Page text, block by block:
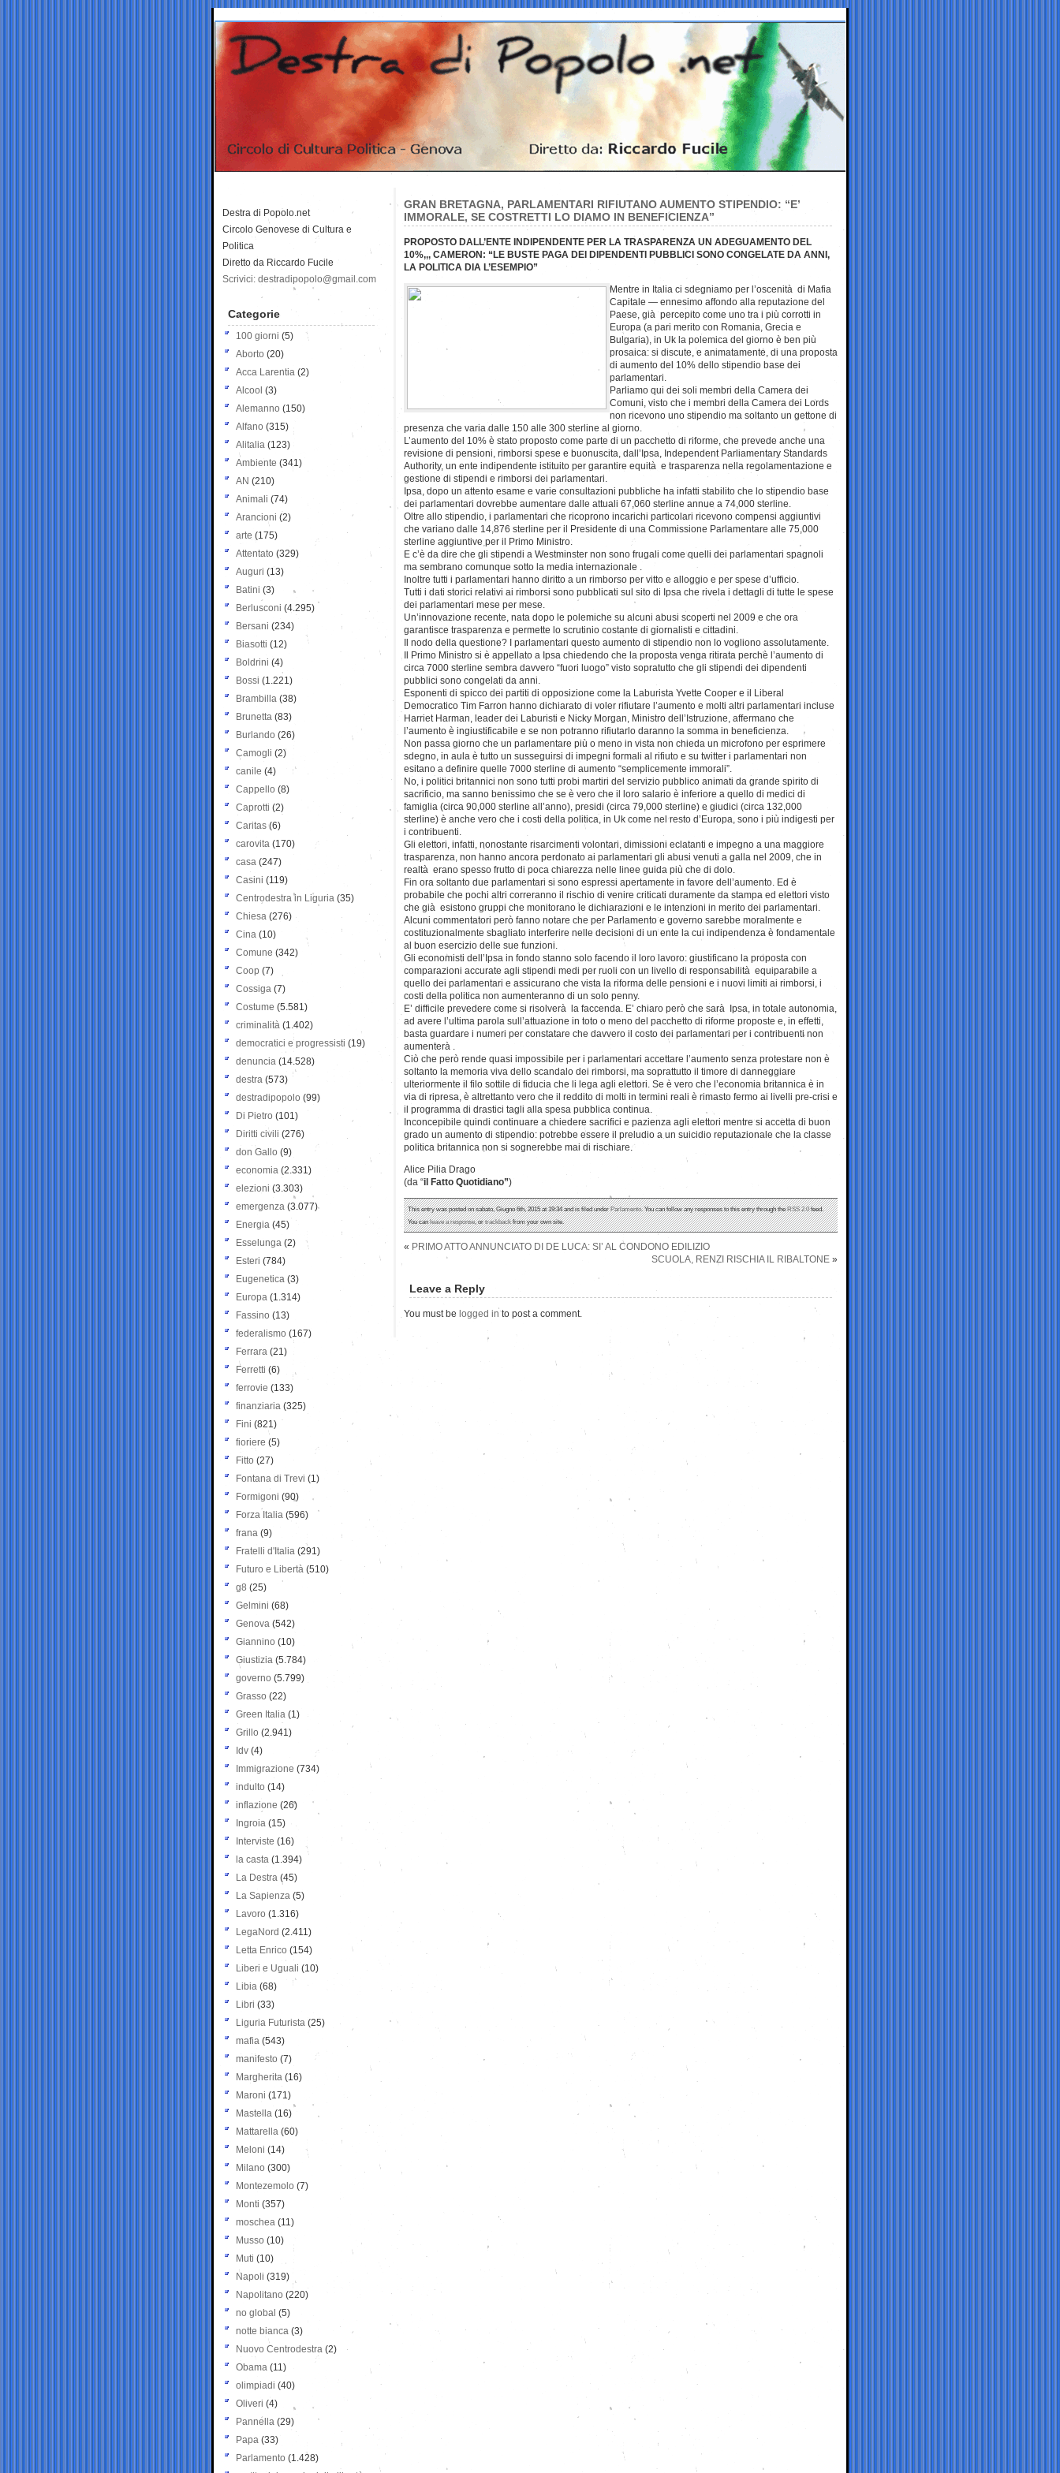
GRAN BRETAGNA, PARLAMENTARI RIFIUTANO AUMENTO STIPENDIO: “E’
IMMORALE, SE COSTRETTI LO DIAMO IN BENEFICIENZA”
PROPOSTO DALL’ENTE INDIPENDENTE PER LA TRASPARENZA UN ADEGUAMENTO DEL
10%,,, CAMERON: “LE BUSTE PAGA DEI DIPENDENTI PUBBLICI SONO CONGELATE DA ANNI,
LA POLITICA DIA L’ESEMPIO”
Mentre in Italia ci sdegniamo per l’oscenità di Mafia
Capitale — ennesimo affondo alla reputazione del
Paese, già percepito come uno tra i più corrotti in
Europa (a pari merito con Romania, Grecia e
Bulgaria), in Uk la polemica del giorno è ben più
prosaica: si discute, e animatamente, di una proposta
di aumento del 10% dello stipendio base dei
parlamentari.
Parliamo qui dei soli membri della Camera dei
Comuni, visto che i membri della Camera dei Lords
non ricevono uno stipendio ma soltanto un gettone di
presenza che varia dalle 150 alle 300 sterline al giorno.
L’aumento del 10% è stato proposto come parte di un pacchetto di riforme, che prevede anche una
revisione di pensioni, rimborsi spese e buonuscita, dall’Ipsa, Independent Parliamentary Standards
Authority, un ente indipendente istituito per garantire equità e trasparenza nella regolamentazione e
gestione di stipendi e rimborsi dei parlamentari.
Ipsa, dopo un attento esame e varie consultazioni pubbliche ha infatti stabilito che lo stipendio base
dei parlamentari dovrebbe aumentare dalle attuali 67,060 sterline annue a 74,000 sterline.
Oltre allo stipendio, i parlamentari che ricoprono incarichi particolari ricevono compensi aggiuntivi
che variano dalle 14,876 sterline per il Presidente di una Commissione Parlamentare alle 75,000
sterline aggiuntive per il Primo Ministro.
E c’è da dire che gli stipendi a Westminster non sono frugali come quelli dei parlamentari spagnoli
ma sembrano comunque sotto la media internazionale .
Inoltre tutti i parlamentari hanno diritto a un rimborso per vitto e alloggio e per spese d’ufficio.
Tutti i dati storici relativi ai rimborsi sono pubblicati sul sito di Ipsa che rivela i dettagli di tutte le spese
dei parlamentari mese per mese.
Un’innovazione recente, nata dopo le polemiche su alcuni abusi scoperti nel 2009 e che ora
garantisce trasparenza e permette lo scrutinio costante di giornalisti e cittadini.
Il nodo della questione? I parlamentari questo aumento di stipendio non lo vogliono assolutamente.
Il Primo Ministro si è appellato a Ipsa chiedendo che la proposta venga ritirata perchè l’aumento di
circa 7000 sterline sembra davvero “fuori luogo” visto sopratutto che gli stipendi dei dipendenti
pubblici sono congelati da anni.
Esponenti di spicco dei partiti di opposizione come la Laburista Yvette Cooper e il Liberal
Democratico Tim Farron hanno dichiarato di voler rifiutare l’aumento e molti altri parlamentari incluse
Harriet Harman, leader dei Laburisti e Nicky Morgan, Ministro dell’Istruzione, affermano che
l’aumento è ingiustificabile e se non potranno rifiutarlo daranno la somma in beneficienza.
Non passa giorno che un parlamentare più o meno in vista non chieda un microfono per esprimere
sdegno, in aula è tutto un susseguirsi di impegni formali al rifiuto e su twitter i parlamentari non
esitano a definire quelle 7000 sterline di aumento “semplicemente immorali”.
No, i politici britannici non sono tutti probi martiri del servizio pubblico animati da grande spirito di
sacrificio, ma sanno benissimo che se è vero che il loro salario è inferiore a quello di medici di
famiglia (circa 90,000 sterline all’anno), presidi (circa 79,000 sterline) e giudici (circa 132,000
sterline) è anche vero che i costi della politica, in Uk come nel resto d’Europa, sono i più indigesti per
i contribuenti.
Gli elettori, infatti, nonostante risarcimenti volontari, dimissioni eclatanti e impegno a una maggiore
trasparenza, non hanno ancora perdonato ai parlamentari gli abusi venuti a galla nel 2009, che in
realtà erano spesso frutto di poca chiarezza nelle linee guida più che di dolo.
Fin ora soltanto due parlamentari si sono espressi apertamente in favore dell’aumento. Ed è
probabile che pochi altri correranno il rischio di venire criticati duramente da stampa ed elettori visto
che già esistono gruppi che monitorano le dichiarazioni e le intenzioni in merito dei parlamentari.
Alcuni commentatori però fanno notare che per Parlamento e governo sarebbe moralmente e
costituzionalmente sbagliato interferire nelle decisioni di un ente la cui indipendenza è fondamentale
al buon esercizio delle sue funzioni.
Gli economisti dell’Ipsa in fondo stanno solo facendo il loro lavoro: giustificano la proposta con
comparazioni accurate agli stipendi medi per ruoli con un livello di responsabilità equiparabile a
quello dei parlamentari e assicurano che vista la riforma delle pensioni e i nuovi limiti ai rimborsi, i
costi della politica non aumenteranno di un solo penny.
E’ difficile prevedere come si risolverà la faccenda. E’ chiaro però che sarà Ipsa, in totale autonomia,
ad avere l’ultima parola sull’attuazione in toto o meno del pacchetto di riforme proposte e, in effetti,
basta guardare i numeri per constatare che davvero il costo dei parlamentari per i contribuenti non
aumenterà .
Ciò che però rende quasi impossibile per i parlamentari accettare l’aumento senza protestare non è
soltanto la memoria viva dello scandalo dei rimborsi, ma soprattutto il timore di danneggiare
ulteriormente il filo sottile di fiducia che li lega agli elettori. Se è vero che l’economia britannica è in
via di ripresa, è altrettanto vero che il reddito di molti in termini reali è rimasto fermo ai livelli pre-crisi e
il programma di drastici tagli alla spesa pubblica continua.
Inconcepibile quindi continuare a chiedere sacrifici e pazienza agli elettori mentre si accetta di buon
grado un aumento di stipendio: potrebbe essere il preludio a un suicidio reputazionale che la classe
politica britannica non si sognerebbe mai di rischiare.
Alice Pilia Drago
(da “il Fatto Quotidiano”)
This entry was posted on sabato, Giugno 6th, 2015 at 19:34 and is filed underParlamento. You can follow any responses to this entry through theRSS 2.0feed.
You canleave a response, ortrackbackfrom your own site.
« PRIMO ATTO ANNUNCIATO DI DE LUCA: SI’ AL CONDONO EDILIZIO
SCUOLA, RENZI RISCHIA IL RIBALTONE »
Leave a Reply
You must be logged into post a comment.
Destra di Popolo.net
Circolo Genovese di Cultura e
Politica
Diretto da Riccardo Fucile
Scrivici: destradipopolo@gmail.com
Categorie
100 giorni (5)
Aborto (20)
Acca Larentia (2)
Alcool (3)
Alemanno (150)
Alfano (315)
Alitalia (123)
Ambiente (341)
AN (210)
Animali (74)
Arancioni (2)
arte (175)
Attentato (329)
Auguri (13)
Batini (3)
Berlusconi (4.295)
Bersani (234)
Biasotti (12)
Boldrini (4)
Bossi (1.221)
Brambilla (38)
Brunetta (83)
Burlando (26)
Camogli (2)
canile (4)
Cappello (8)
Caprotti (2)
Caritas (6)
carovita (170)
casa (247)
Casini (119)
Centrodestra in Liguria (35)
Chiesa (276)
Cina (10)
Comune (342)
Coop (7)
Cossiga (7)
Costume (5.581)
criminalità (1.402)
democratici e progressisti (19)
denuncia (14.528)
destra (573)
destradipopolo (99)
Di Pietro (101)
Diritti civili (276)
don Gallo (9)
economia (2.331)
elezioni (3.303)
emergenza (3.077)
Energia (45)
Esselunga (2)
Esteri (784)
Eugenetica (3)
Europa (1.314)
Fassino (13)
federalismo (167)
Ferrara (21)
Ferretti (6)
ferrovie (133)
finanziaria (325)
Fini (821)
fioriere (5)
Fitto (27)
Fontana di Trevi (1)
Formigoni (90)
Forza Italia (596)
frana (9)
Fratelli d'Italia (291)
Futuro e Libertà (510)
g8 (25)
Gelmini (68)
Genova (542)
Giannino (10)
Giustizia (5.784)
governo (5.799)
Grasso (22)
Green Italia (1)
Grillo (2.941)
Idv (4)
Immigrazione (734)
indulto (14)
inflazione (26)
Ingroia (15)
Interviste (16)
la casta (1.394)
La Destra (45)
La Sapienza (5)
Lavoro (1.316)
LegaNord (2.411)
Letta Enrico (154)
Liberi e Uguali (10)
Libia (68)
Libri (33)
Liguria Futurista (25)
mafia (543)
manifesto (7)
Margherita (16)
Maroni (171)
Mastella (16)
Mattarella (60)
Meloni (14)
Milano (300)
Montezemolo (7)
Monti (357)
moschea (11)
Musso (10)
Muti (10)
Napoli (319)
Napolitano (220)
no global (5)
notte bianca (3)
Nuovo Centrodestra (2)
Obama (11)
olimpiadi (40)
Oliveri (4)
Pannella (29)
Papa (33)
Parlamento (1.428)